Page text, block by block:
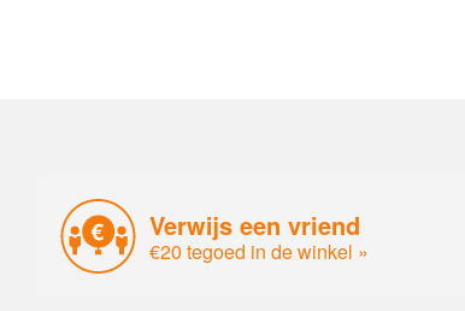
Verwijs een vriend
€20 tegoed in de winkel »